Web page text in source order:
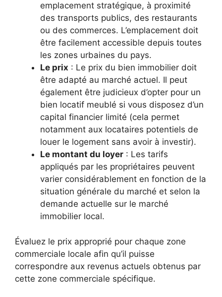
emplacement stratégique, à proximité
des transports publics, des restaurants
ou des commerces. L’emplacement doit
être facilement accessible depuis toutes
les zones urbaines du pays.
Le prix : Le prix du bien immobilier doit
être adapté au marché actuel. Il peut
également être judicieux d’opter pour un
bien locatif meublé si vous disposez d’un
capital financier limité (cela permet
notamment aux locataires potentiels de
louer le logement sans avoir à investir).
Le montant du loyer : Les tarifs
appliqués par les propriétaires peuvent
varier considérablement en fonction de la
situation générale du marché et selon la
demande actuelle sur le marché
immobilier local.
Évaluez le prix approprié pour chaque zone
commerciale locale afin qu’il puisse
correspondre aux revenus actuels obtenus par
cette zone commerciale spécifique.